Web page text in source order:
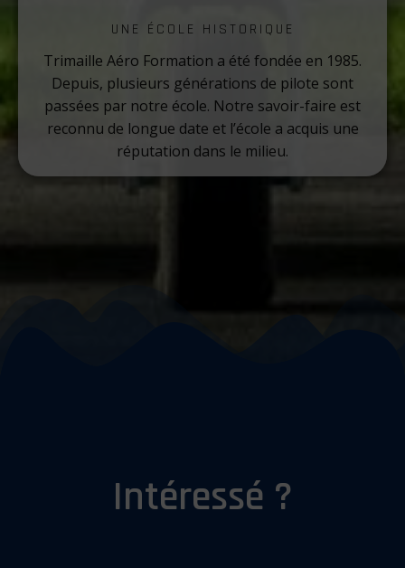
UNE ÉCOLE HISTORIQUE
Trimaille Aéro Formation a été fondée en 1985.
Depuis, plusieurs générations de pilote sont
passées par notre école. Notre savoir-faire est
reconnu de longue date et l’école a acquis une
réputation dans le milieu.
Intéressé ?